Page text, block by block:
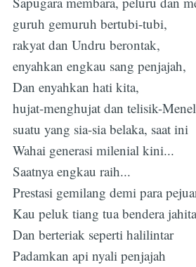
guruh gemuruh bertubi-tubi,
rakyat dan Undru berontak,
enyahkan engkau sang penjajah,
Dan enyahkan hati kita,
hujat-menghujat dan telisik-
suatu yang sia-sia belaka, saat ini
Wahai generasi milenial kini...
Saatnya engkau raih...
Prestasi gemilang demi para
Kau peluk tiang tua bendera
Dan berteriak seperti halilintar
Padamkan api nyali penjajah